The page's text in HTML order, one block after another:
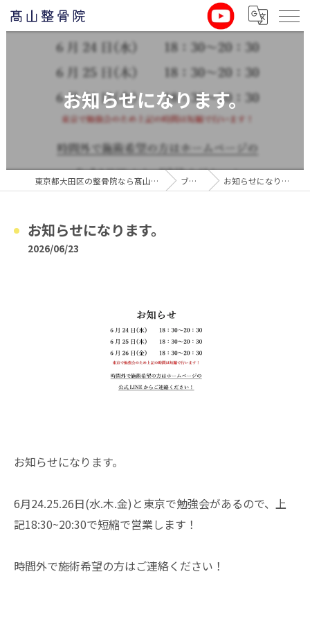
お知らせになります。
東京都大田区の整骨院なら髙山整骨院 ブログ お知らせになります。
お知らせになります。
2026/06/23
お知らせになります。
6月24.25.26日(水.木.金)と東京で勉強会があるので、上
記18:30~20:30で短縮で営業します！
時間外で施術希望の方はご連絡ください！